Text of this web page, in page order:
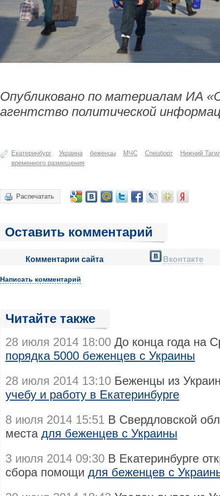
Опубликовано по материалам ИА
агентство политической
Екатеринбург Украина беженцы МЧС Спецборт
Нижний
временного размещения
Распечатать
Оставить комментарий
Комментарии сайта Вконтакте
Написать комментарий
Читайте также
28 июля 2014 18:00 До конца года на
порядка 5000 беженцев с Украины
28 июля 2014 13:10 Беженцы из
учебу и работу в Екатеринбурге
8 июля 2014 15:51 В Свердловской
места для беженцев с Украины
3 июля 2014 09:30 В Екатеринбурге
сбора помощи для беженцев с